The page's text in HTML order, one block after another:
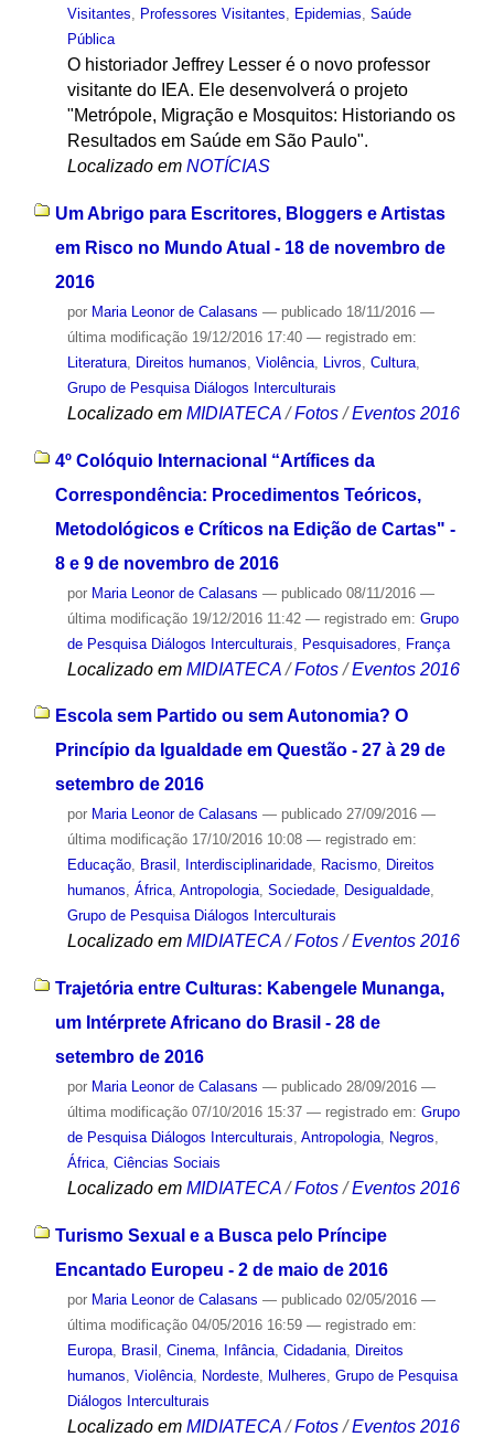
Visitantes, Professores Visitantes, Epidemias, Saúde
Pública
O historiador Jeffrey Lesser é o novo professor
visitante do IEA. Ele desenvolverá o projeto
"Metrópole, Migração e Mosquitos: Historiando os
Resultados em Saúde em São Paulo".
Localizado em NOTÍCIAS
Um Abrigo para Escritores, Bloggers e Artistas
em Risco no Mundo Atual - 18 de novembro de
2016
por Maria Leonor de Calasans — publicado18/11/2016 —
última modificação19/12/2016 17:40 — registrado em:
Literatura, Direitos humanos, Violência, Livros, Cultura,
Grupo de Pesquisa Diálogos Interculturais
Localizado em MIDIATECA /Fotos /Eventos 2016
4º Colóquio Internacional “Artífices da
Correspondência: Procedimentos Teóricos,
Metodológicos e Críticos na Edição de Cartas" -
8 e 9 de novembro de 2016
por Maria Leonor de Calasans — publicado08/11/2016 —
última modificação19/12/2016 11:42 — registrado em: Grupo
de Pesquisa Diálogos Interculturais
Pesquisadores França
Localizado em MIDIATECA /Fotos /Eventos 2016
Escola sem Partido ou sem Autonomia? O
Princípio da Igualdade em Questão - 27 à 29 de
setembro de 2016
por Maria Leonor de Calasans — publicado27/09/2016 —
última modificação17/10/2016 10:08 — registrado em:
Educação, Brasil , Interdisciplinaridade, Racismo, Direitos
humanos, África, Antropologia, Sociedade, Desigualdade,
Grupo de Pesquisa Diálogos Interculturais
Localizado em MIDIATECA /Fotos /Eventos 2016
Trajetória entre Culturas: Kabengele Munanga,
um Intérprete Africano do Brasil - 28 de
setembro de 2016
por Maria Leonor de Calasans — publicado28/09/2016 —
última modificação07/10/2016 15:37 — registrado em: Grupo
de Pesquisa Diálogos Interculturais, Antropologia, Negros,
África, Ciências Sociais
Localizado em MIDIATECA /Fotos /Eventos 2016
Turismo Sexual e a Busca pelo Príncipe
Encantado Europeu - 2 de maio de 2016
por Maria Leonor de Calasans — publicado02/05/2016 —
última modificação04/05/2016 16:59 — registrado em:
Europa, Brasil Cinema, Infância, Cidadania,
Direitos
humanos Violência, Nordeste, Mulheres Grupo de Pesquisa
Diálogos Interculturais
Localizado em MIDIATECA /Fotos /Eventos 2016